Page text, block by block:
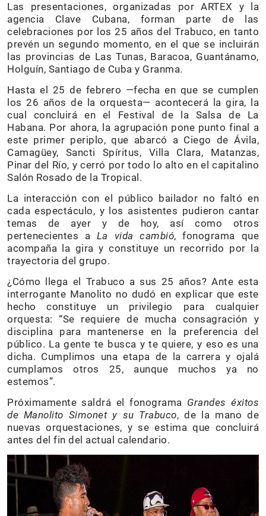
Las presentaciones, organizadas por ARTEX y la
agencia Clave Cubana, forman parte de las
celebraciones por los 25 años del Trabuco, en tanto
prevén un segundo momento, en el que se incluirán
las provincias de Las Tunas, Baracoa, Guantánamo,
Holguín, Santiago de Cuba y Granma.
Hasta el 25 de febrero —fecha en que se cumplen
los 26 años de la orquesta— acontecerá la gira, la
cual concluirá en el Festival de la Salsa de La
Habana. Por ahora, la agrupación pone punto final a
este primer periplo, que abarcó a Ciego de Ávila,
Camagüey, Sancti Spíritus, Villa Clara, Matanzas,
Pinar del Río, y cerró por todo lo alto en el capitalino
Salón Rosado de la Tropical.
La interacción con el público bailador no faltó en
cada espectáculo, y los asistentes pudieron cantar
temas de ayer y de hoy, así como otros
pertenecientes a La vida cambió, fonograma que
acompaña la gira y constituye un recorrido por la
trayectoria del grupo.
¿Cómo llega el Trabuco a sus 25 años? Ante esta
interrogante Manolito no dudó en explicar que este
hecho constituye un privilegio para cualquier
orquesta: “Se requiere de mucha consagración y
disciplina para mantenerse en la preferencia del
público. La gente te busca y te quiere, y eso es una
dicha. Cumplimos una etapa de la carrera y ojalá
cumplamos otros 25, aunque muchos ya no
estemos”.
Próximamente saldrá el fonograma Grandes éxitos
de Manolito Simonet y su Trabuco, de la mano de
nuevas orquestaciones, y se estima que concluirá
antes del fin del actual calendario.